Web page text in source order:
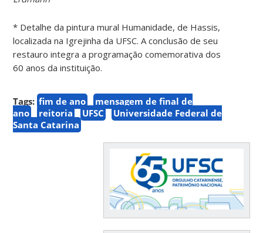
* Detalhe da pintura mural Humanidade, de Hassis,
localizada na Igrejinha da UFSC. A conclusão de seu
restauro integra a programação comemorativa dos
60 anos da instituição.
Tags: fim de ano
mensagem de final de
ano
reitoria UFSC
Universidade Federal de
Santa Catarina